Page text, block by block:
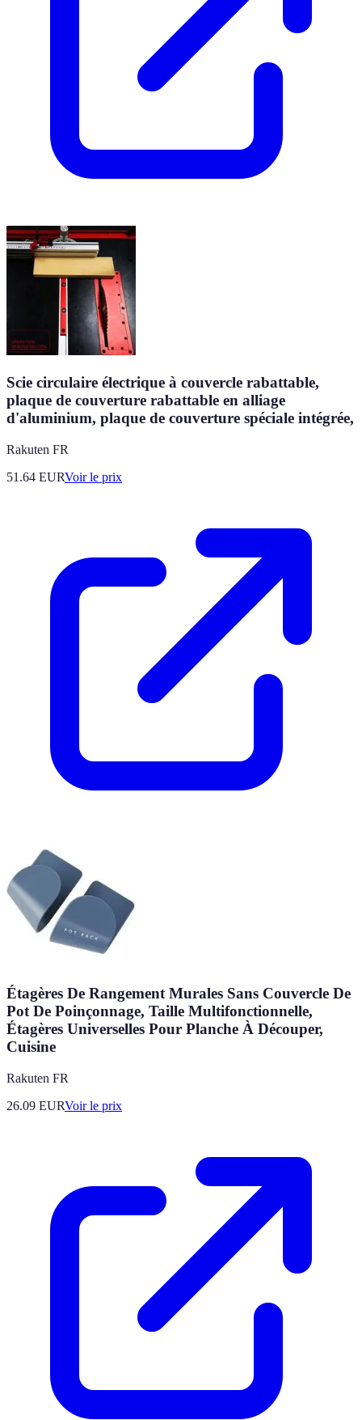
Scie circulaire électrique à couvercle rabattable,
plaque de couverture rabattable en alliage
d'aluminium, plaque de couverture spéciale intégrée,
Rakuten FR
51.64 EURVoir le prix
Étagères De Rangement Murales Sans Couvercle De
Pot De Poinçonnage, Taille Multifonctionnelle,
Étagères Universelles Pour Planche À Découper,
Cuisine
Rakuten FR
26.09 EURVoir le prix